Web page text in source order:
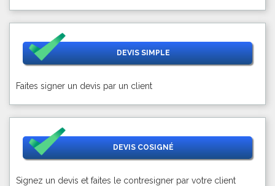
DEVIS SIMPLE
Faites signer un devis par un client
DEVIS COSIGNÉ
Signez un devis et faites le contresigner par votre client